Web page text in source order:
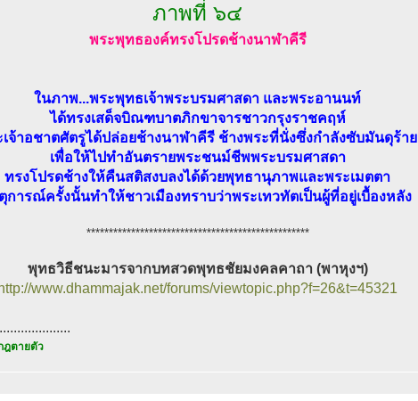
ภาพที่ ๖๔
พระพุทธองค์ทรงโปรดช้างนาฬาคีรี
ในภาพ...พระพุทธเจ้าพระบรมศาสดา และพระอานนท์
ได้ทรงเสด็จบิณฑบาตภิกขาจารชาวกรุงราชคฤห์
เจ้าอชาตศัตรูได้ปล่อยช้างนาฬาคีรี ช้างพระที่นั่งซึ่งกำลังซับมันดุร้าย
เพื่อให้ไปทำอันตรายพระชนม์ชีพพระบรมศาสดา
ทรงโปรดช้างให้คืนสติสงบลงได้ด้วยพุทธานุภาพและพระเมตตา
การณ์ครั้งนั้นทำให้ชาวเมืองทราบว่าพระเทวทัตเป็นผู้ที่อยู่เบื้องหลัง
**************************************************
พุทธวิธีชนะมารจากบทสวดพุทธชัยมงคลคาถา (พาหุงฯ)
http://www.dhammajak.net/forums/viewtopic.php?f=26&t=45321
ฎตายตัว